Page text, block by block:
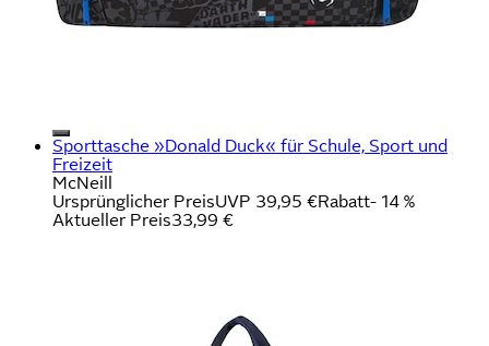
Sporttasche »Donald Duck« für Schule, Sport und
Freizeit
McNeill
Ursprünglicher PreisUVP 39,95 €Rabatt- 14 %
Aktueller Preis33,99 €